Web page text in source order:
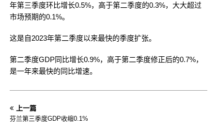
年第三季度环比增长0.5%，高于第二季度的0.3%，大大超过
市场预期的0.1%。
这是自2023年第二季度以来最快的季度扩张。
第二季度GDP同比增长0.9%，高于第二季度修正后的0.7%，
是一年来最快的同比增速。
上一篇
芬兰第三季度GDP收缩0.1%